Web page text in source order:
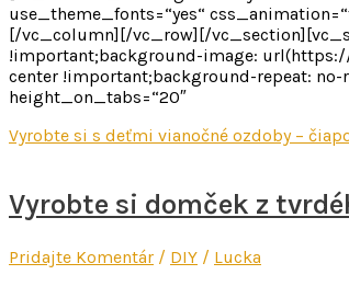
use_theme_fonts=“yes“
[/vc_column][/vc_row][/
!important;background-image:
center !important;background-repeat:
height_on_tabs=“20″
Vyrobte si s deťmi vianočné ozdoby –
Vyrobte si domček z
Pridajte Komentár / DIY / Lucka